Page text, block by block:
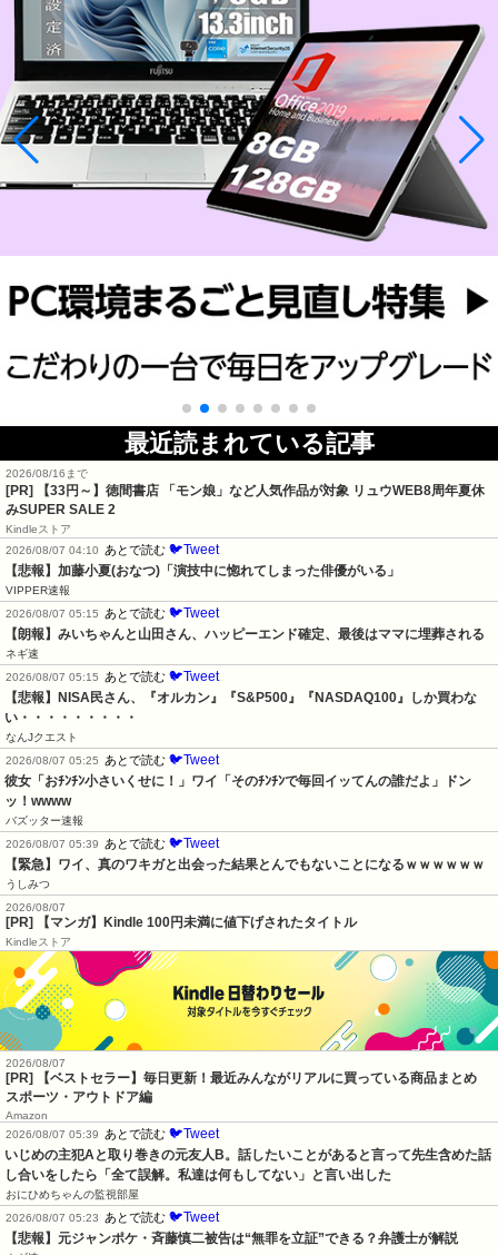
最近読まれている記事
2026/08/16まで
[PR]
【33円～】徳間書店 「モン娘」など人気作品が対象 リュウWEB8周年夏休
みSUPER SALE 2
Kindleストア
2026/08/07 04:10
あとで読む 🐦Tweet
【悲報】加藤小夏(おなつ)「演技中に惚れてしまった俳優がいる」
VIPPER速報
2026/08/07 05:15
あとで読む 🐦Tweet
【朗報】みいちゃんと山田さん、ハッピーエンド確定、最後はママに埋葬される
ネギ速
2026/08/07 05:15
あとで読む 🐦Tweet
【悲報】NISA民さん、『オルカン』『S&P500』『NASDAQ100』しか買わな
い・・・・・・・・・
なんJクエスト
2026/08/07 05:25
あとで読む 🐦Tweet
彼女「おﾁﾝﾁﾝ小さいくせに！」ワイ「そのﾁﾝﾁﾝで毎回イッてんの誰だよ」ドン
ッ！wwww
バズッター速報
2026/08/07 05:39
あとで読む 🐦Tweet
【緊急】ワイ、真のワキガと出会った結果とんでもないことになるｗｗｗｗｗｗ
うしみつ
2026/08/07
[PR] 【マンガ】Kindle 100円未満に値下げされたタイトル
Kindleストア
2026/08/07
[PR] 【ベストセラー】毎日更新！最近みんながリアルに買っている商品まとめ
スポーツ・アウトドア編
Amazon
2026/08/07 05:39
あとで読む 🐦Tweet
いじめの主犯Aと取り巻きの元友人B。話したいことがあると言って先生含めた話
し合いをしたら「全て誤解。私達は何もしてない」と言い出した
おにひめちゃんの監視部屋
2026/08/07 05:23
あとで読む 🐦Tweet
【悲報】元ジャンポケ・斉藤慎二被告は“無罪を立証”できる？弁護士が解説